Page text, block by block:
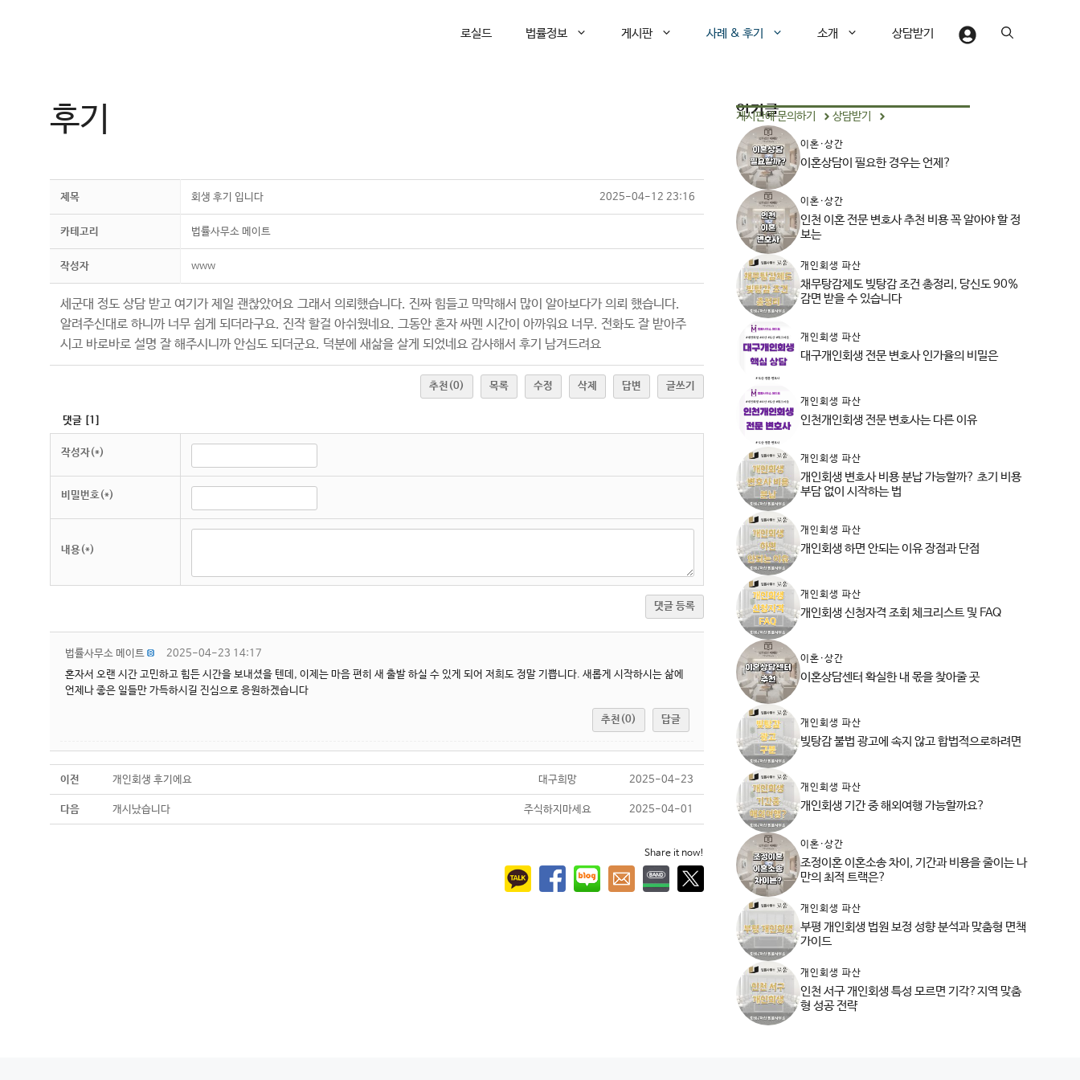
로실드 법률정보 게시판 사례 & 후기 소개 상담받기
후기
제목 회생 후기 입니다 2025-04-12 23:16
카테고리 법률사무소 메이트
작성자 www
세군대 정도 상담 받고 여기가 제일 괜찮았어요 그래서 의뢰했습니다. 진짜 힘들고 막막해서 많이 알아보다가 의뢰 했습니다.
알려주신대로 하니까 너무 쉽게 되더라구요. 진작 할걸 아쉬웠네요. 그동안 혼자 싸멘 시간이 아까워요 너무. 전화도 잘 받아주
시고 바로바로 설명 잘 해주시니까 안심도 되더군요. 덕분에 새삶을 살게 되었네요 감사해서 후기 남겨드려요
추천 (0) 목록 수정 삭제 답변 글쓰기
댓글 1
작성자(*)
비밀번호(*)
내용(*)
댓글 등록
법률사무소 메이트
2025-04-23 14:17
혼자서 오랜 시간 고민하고 힘든 시간을 보내셨을 텐데, 이제는 마음 편히 새 출발 하실 수 있게 되어 저희도 정말 기쁩니다. 새롭게 시작하시는 삶에
언제나 좋은 일들만 가득하시길 진심으로 응원하겠습니다
추천(0) 답글
이전 개인회생 후기에요 대구희망 2025-04-23
다음 개시났습니다 주식하지마세요 2025-04-01
Share it now!
인기글
게시판에 문의하기 상담받기
이혼·상간
이혼상담이 필요한 경우는 언제?
이혼·상간
인천 이혼 전문 변호사 추천 비용 꼭 알아야 할 정
보는
개인회생 파산
채무탕감제도 빚탕감 조건 총정리, 당신도 90%
감면 받을 수 있습니다
개인회생 파산
대구개인회생 전문 변호사 인가율의 비밀은
개인회생 파산
인천개인회생 전문 변호사는 다른 이유
개인회생 파산
개인회생 변호사 비용 분납 가능할까? 초기 비용
부담 없이 시작하는 법
개인회생 파산
개인회생 하면 안되는 이유 장점과 단점
개인회생 파산
개인회생 신청자격 조회 체크리스트 및 FAQ
이혼·상간
이혼상담센터 확실한 내 몫을 찾아줄 곳
개인회생 파산
빚탕감 불법 광고에 속지 않고 합법적으로하려면
개인회생 파산
개인회생 기간 중 해외여행 가능할까요?
이혼·상간
조정이혼 이혼소송 차이, 기간과 비용을 줄이는 나
만의 최적 트랙은?
개인회생 파산
부평 개인회생 법원 보정 성향 분석과 맞춤형 면책
가이드
개인회생 파산
인천 서구 개인회생 특성 모르면 기각?지역 맞춤
형 성공 전략